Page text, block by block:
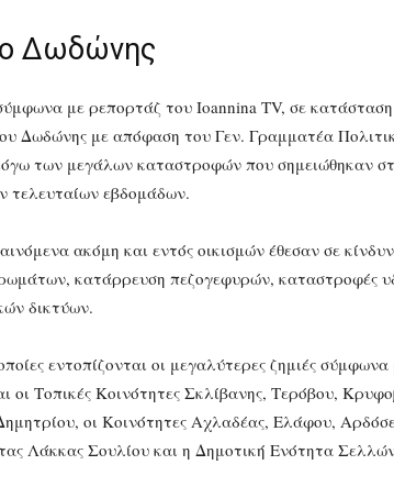
Δωδώνης
με ρεπορτάζ του Ioannina TV, σε
Δωδώνης με απόφαση του Γεν. Γραμματέα
των μεγάλων καταστροφών που σημειώθηκαν
τελευταίων εβδομάδων.
ακόμη και εντός οικισμών έθεσαν σε
κατάρρευση πεζογεφυρών, καταστροφές
δικτύων.
εντοπίζονται οι μεγαλύτερες ζημιές
οι Τοπικές Κοινότητες Σκλίβανης, Τερόβου,
οι Κοινότητες Αχλαδέας, Ελάφου,
Λάκκας Σουλίου και η Δημοτική Ενότητα